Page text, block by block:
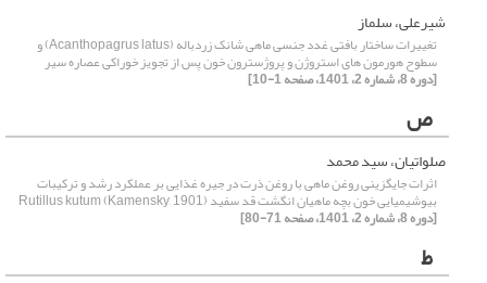
شیرعلی، سلماز
تغییرات ساختار بافتی غدد جنسی ماهی شانک زردباله (Acanthopagrus latus) و
سطوح هورمون های استروژن و پروژسترون خون پس از تجویز خوراکی عصاره سیر
[دوره 8، شماره 2، 1401، صفحه 1-10]
ص
صلواتیان، سید محمد
اثرات جایگزینی روغن ماهی با روغن ذرت در جیره غذایی بر عملکرد رشد و ترکیبات
بیوشیمیایی خون بچه ماهیان انگشت قد سفید Rutillus kutum (Kamensky, 1901)
[دوره 8، شماره 2، 1401، صفحه 71-80]
ط